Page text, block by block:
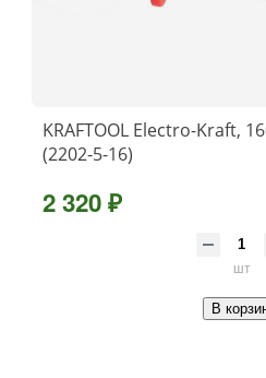
KRAFTOOL Electro-Kraft,
(2202-5-16)
2 320 ₽
шт
В